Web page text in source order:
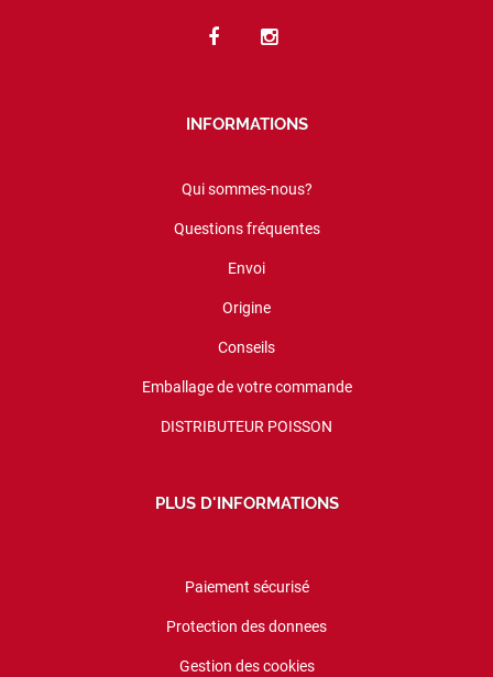
INFORMATIONS
Qui sommes-nous?
Questions fréquentes
Envoi
Origine
Conseils
Emballage de votre commande
DISTRIBUTEUR POISSON
PLUS D'INFORMATIONS
Paiement sécurisé
Protection des donnees
Gestion des cookies